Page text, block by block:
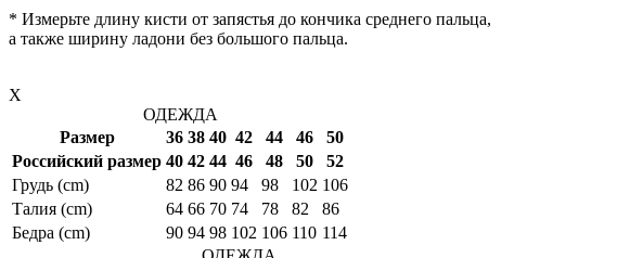
* Измерьте длину кисти от запястья до кончика среднего пальца,
а также ширину ладони без большого пальца.
X
ОДЕЖДА
Размер
36 38 40 42 44 46
50
Российский размер 40 42 44 46 48 50
52
Грудь (cm)
82 86 90 94 98 102 106
Талия (cm)
64 66 70 74 78 82
86
Бедра (cm)
90 94 98 102 106 110 114